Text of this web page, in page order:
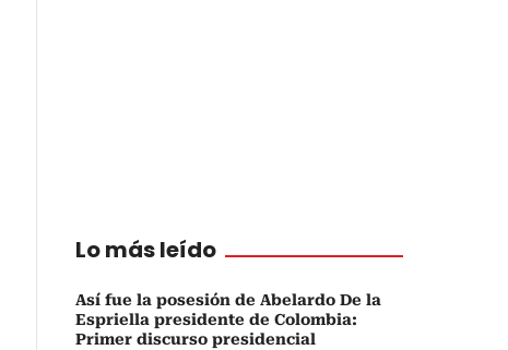
Lo más leído
Así fue la posesión de Abelardo De la
Espriella presidente de Colombia:
Primer discurso presidencial